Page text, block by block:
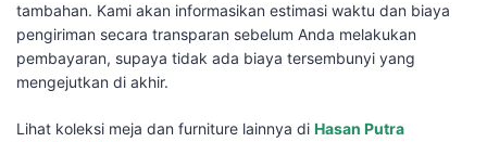
tambahan. Kami akan informasikan estimasi waktu dan biaya
pengiriman secara transparan sebelum Anda melakukan
pembayaran, supaya tidak ada biaya tersembunyi yang
mengejutkan di akhir.
Lihat koleksi meja dan furniture lainnya di Hasan Putra